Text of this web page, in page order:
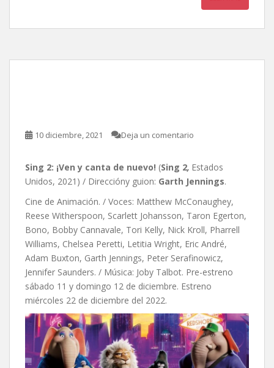
10 diciembre, 2021 Deja un comentario
Sing 2: ¡Ven y canta de nuevo! (Sing 2, Estados
Unidos, 2021) / Direccióny guion: Garth Jennings.
Cine de Animación. / Voces: Matthew McConaughey,
Reese Witherspoon, Scarlett Johansson, Taron Egerton,
Bono, Bobby Cannavale, Tori Kelly, Nick Kroll, Pharrell
Williams, Chelsea Peretti, Letitia Wright, Eric André,
Adam Buxton, Garth Jennings, Peter Serafinowicz,
Jennifer Saunders. / Música: Joby Talbot. Pre-estreno
sábado 11 y domingo 12 de diciembre. Estreno
miércoles 22 de diciembre del 2022.